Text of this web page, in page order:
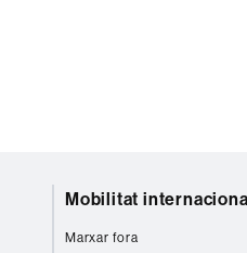
Mobilitat
Marxar fora